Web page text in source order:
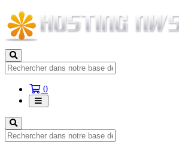
0Votre
panier